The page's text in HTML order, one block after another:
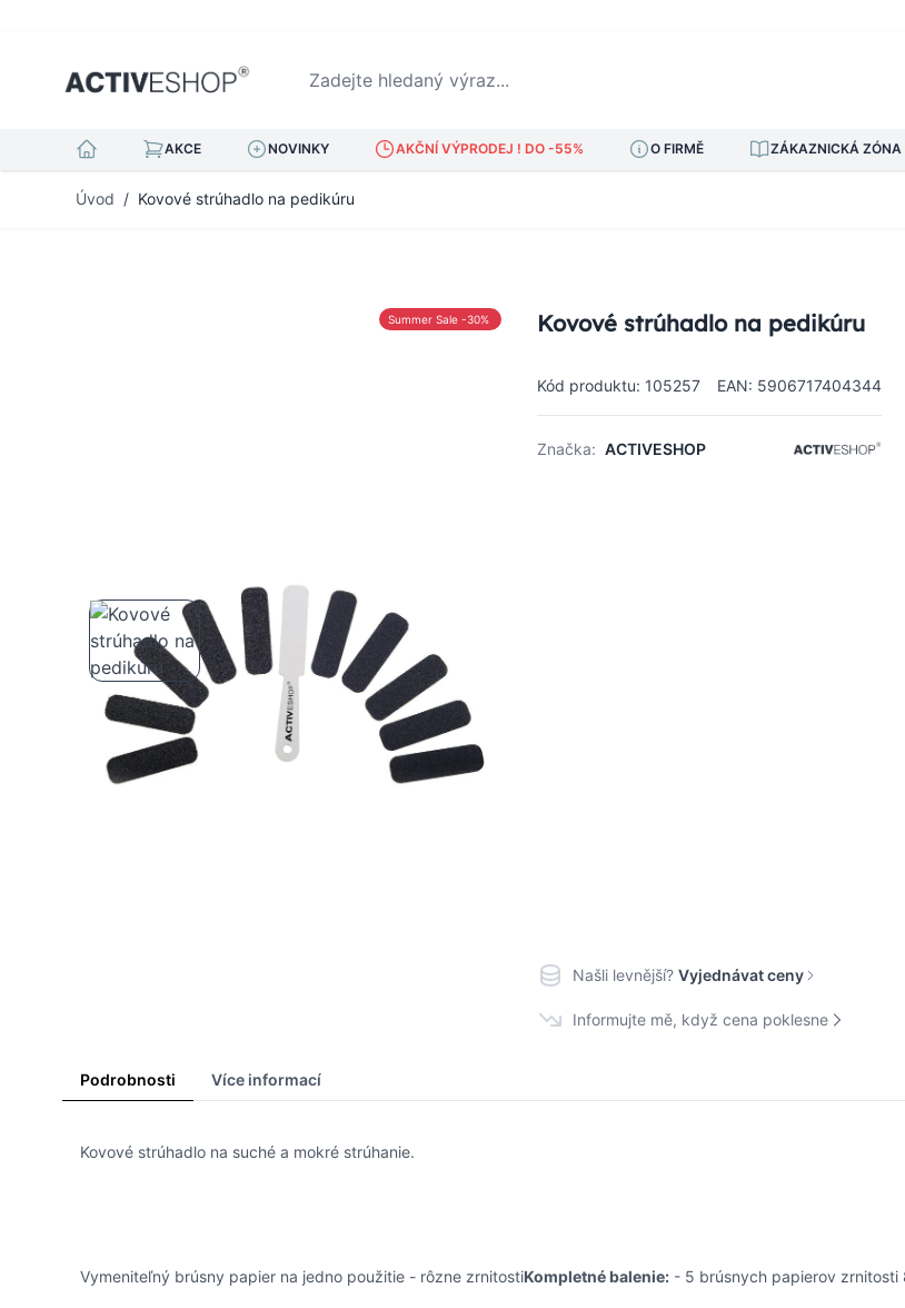
Zadejte hledaný výraz...
AKCE NOVINKY AKČNÍ VÝPRODEJ ! DO -55% O FIRMĚ ZÁKAZNICKÁ ZÓNA
Úvod / Kovové strúhadlo na pedikúru
Summer Sale -30% Kovové strúhadlo na pedikúru
Kód produktu: 105257 EAN: 5906717404344
Značka: ACTIVESHOP
Našli levnější? Vyjednávat ceny
Informujte mě, když cena poklesne
Podrobnosti Více informací
Kovové strúhadlo na suché a mokré strúhanie.
Vymeniteľný brúsny papier na jedno použitie - rôzne zrnitostiKompletné balenie: - 5 brúsnych papierov